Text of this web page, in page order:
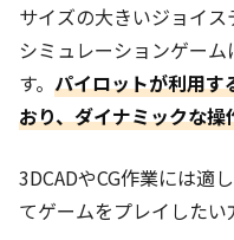
サイズの大きいジョイ
シミュレーションゲー
す。 パイロットが利用す
おり、ダイナミックな操
3DCADやCG作業には適
てゲームをプレイしたい